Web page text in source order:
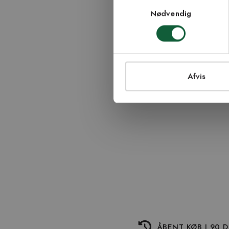
Nødvendig
Afvis